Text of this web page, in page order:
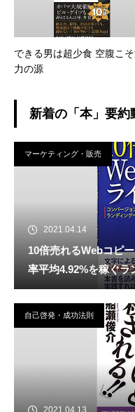
できる男は超少食 空腹こ
力の源
新着の「本」要約
マーケティング・販売
2021.04.14
10倍売れるWebコピ
率平均4.92%を稼ぐラ
自己啓発・成功法則
2021.04.13